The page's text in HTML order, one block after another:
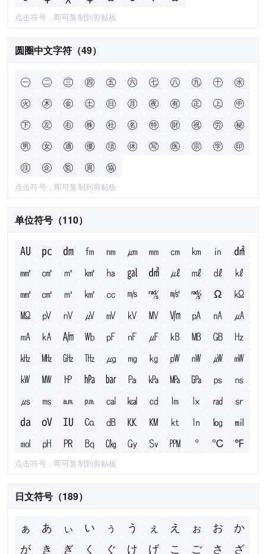
点击符号，即可复制到剪贴板
圆圈中文字符（49）
㊀ ㊁ ㊂ ㊃ ㊄ ㊅ ㊆ ㊇ ㊈ ㊉
㊌
㊋
㊍ ㊎ ㊏ ㊐ ㊊ ㊰ ㊒ ㊣ ㊤
㊥
㊦
㊧ ㊨ ㊑ ㊓ ㊔ ㊕ ㊖ ㊗ ㊘
㊙
㊚
㊛ ㊜ ㊝ ㊠ ㊡ ㊢ ㊩ ㊪ ㊫
㊞
㊟
㊭ ㊬ ㊮ ㊯
点击符号，即可复制到剪贴板
单位符号（110）
㍳ ㍶ ㍷ ㎙ ㎚ ㎛ ㎜ ㎝ ㎞ ㏌
㍸
㎟
㎠ ㎡ ㎢ ㏊ ㏿ ㍹ ㎕ ㎖ ㎗
㎘
㎣
㎤ ㎥ ㎦ ㏄ ㎧ ㎮ ㎨ ㎯ Ω
㏀
㏁
㎴ ㎵ ㎶ ㎷ ㎸ ㎹ ㏞ ㎀ ㎁
㎂
㎃
㎄ ㏟ ㏝ ㎊ ㎋ ㎌ ㎅ ㎆ ㎇
㎐
㎑
㎒ ㎓ ㎔ ㎍ ㎎ ㎏ ㎺ ㎻ ㎼
㎽
㎾
㎿ ㏋ ㍱ ㍴ ㎩ ㎪ ㎫ ㎬ ㎰
㎱
㎲
㎳ ㏂ ㏘ ㎈ ㎉ ㏅ ㏐ ㏓ ㎭
㏛
㍲
㍵ ㍺ ㏇ ㏈ ㏍ ㏎ ㏏ ㏑ ㏒
㏕
㏖
㏗ ㏚ ㏃ ㏆ ㏉ ㏜ ㏙ ° ℃ ℉
点击符号，即可复制到剪贴板
日文符号（189）
ぁ あ ぃ い ぅ う ぇ え ぉ お
か
が
き ぎ く ぐ け げ こ ご さ ざ